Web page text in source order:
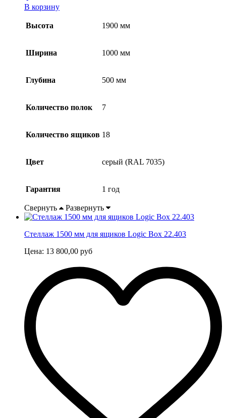
В корзину
Высота 1900 мм
Ширина 1000 мм
Глубина 500 мм
Количество полок 7
Количество ящиков 18
Цвет серый (RAL 7035)
Гарантия 1 год
Свернуть Развернуть
Стеллаж 1500 мм для ящиков Logic Box 22.403
Цена: 13 800,00 руб